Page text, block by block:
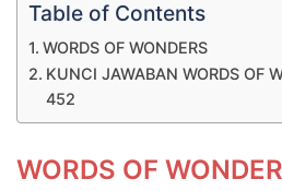
Table of Contents
WORDS OF WONDERS
KUNCI JAWABAN WORDS OF
452
WORDS OF